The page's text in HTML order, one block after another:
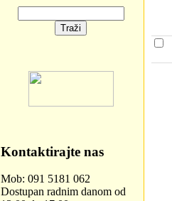
Kontaktirajte nas
Mob: 091 5181 062
Dostupan radnim danom od